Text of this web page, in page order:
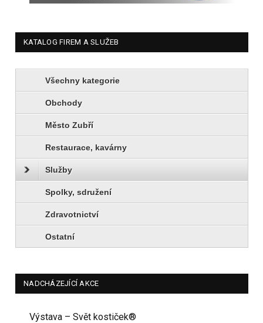
KATALOG FIREM A SLUŽEB
Všechny kategorie
Obchody
Město Zubří
Restaurace, kavárny
Služby
Spolky, sdružení
Zdravotnictví
Ostatní
NADCHÁZEJÍCÍ AKCE
Výstava – Svět kostiček®